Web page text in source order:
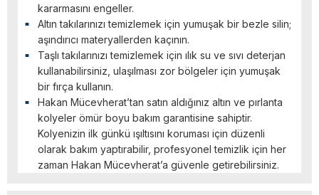
kararmasını engeller.
Altın takılarınızı temizlemek için yumuşak bir bezle silin;
aşındırıcı materyallerden kaçının.
Taşlı takılarınızı temizlemek için ılık su ve sıvı deterjan
kullanabilirsiniz, ulaşılması zor bölgeler için yumuşak
bir fırça kullanın.
Hakan Mücevherat’tan satın aldığınız altın ve pırlanta
kolyeler ömür boyu bakım garantisine sahiptir.
Kolyenizin ilk günkü ışıltısını koruması için düzenli
olarak bakım yaptırabilir, profesyonel temizlik için her
zaman Hakan Mücevherat’a güvenle getirebilirsiniz.